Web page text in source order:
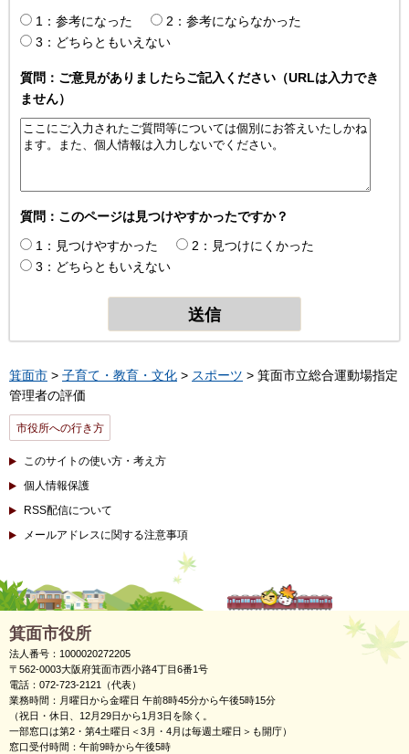
1：参考になった
2：参考にならなかった
3：どちらともいえない
質問：ご意見がありましたらご記入ください（URLは入力でき
ません）
質問：このページは見つけやすかったですか？
1：見つけやすかった
2：見つけにくかった
3：どちらともいえない
箕面市 > 子育て・教育・文化 > スポーツ > 箕面市立総合運動場指定
管理者の評価
市役所への行き方
このサイトの使い方・考え方
個人情報保護
RSS配信について
メールアドレスに関する注意事項
箕面市役所
法人番号：1000020272205
〒562-0003大阪府箕面市西小路4丁目6番1号
電話：072-723-2121（代表）
業務時間：月曜日から金曜日 午前8時45分から午後5時15分
（祝日・休日、12月29日から1月3日を除く。
一部窓口は第2・第4土曜日＜3月・4月は毎週土曜日＞も開庁）
窓口受付時間：午前9時から午後5時